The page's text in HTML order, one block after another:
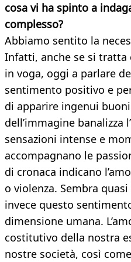
cosa vi ha spinto a
complesso?
Abbiamo sentito la
Infatti, anche se si
in voga, oggi a parlare
sentimento positivo e
di apparire ingenui
dell’immagine banalizza
sensazioni intense e
accompagnano le
di cronaca indicano
o violenza. Sembra
invece questo
dimensione umana.
costitutivo della nostra
nostre società, così